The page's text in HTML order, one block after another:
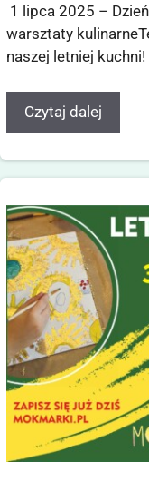
1 lipca 2025 –
warsztaty
naszej letniej kuchni!
Czytaj dalej